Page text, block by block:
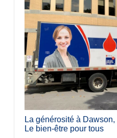
La générosité à Dawson,
Le bien-être pour tous